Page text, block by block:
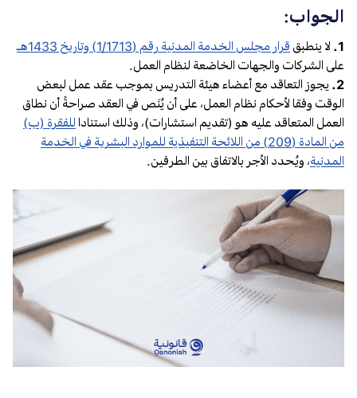
الجواب:
1. لا ينطبق قرار مجلس الخدمة المدنية رقم (1/1713) وتاريخ 1433هـ
على الشركات والجهات الخاضعة لنظام العمل.
2. يجوز التعاقد مع أعضاء هيئة التدريس بموجب عقد عمل لبعض
الوقت وفقا لأحكام نظام العمل، على أن يُنَص في العقد صراحةً أن نطاق
العمل المتعاقد عليه هو (تقديم استشارات)، وذلك استنادا للفقرة (ب)
من المادة (209) من اللائحة التنفيذية للموارد البشرية في الخدمة
المدنية، ويُحدد الأجر بالاتفاق بين الطرفين.